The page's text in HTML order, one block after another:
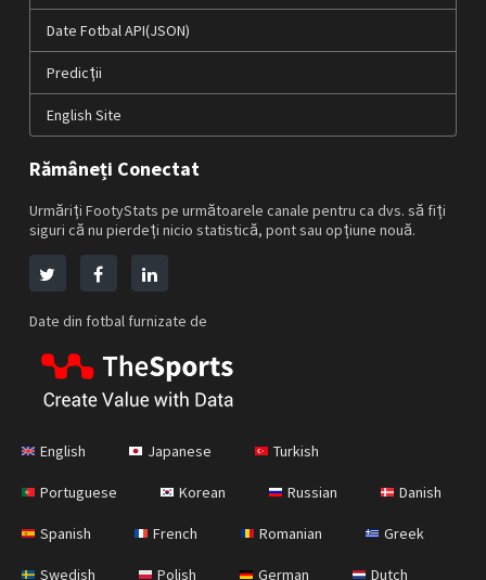
Date Fotbal API(JSON)
Predicții
English Site
Rămâneți Conectat
Urmăriți FootyStats pe următoarele canale pentru ca dvs. să fiți
siguri că nu pierdeți nicio statistică, pont sau opțiune nouă.
Date din fotbal furnizate de
English Japanese Turkish
Portuguese Korean Russian Danish
Spanish French Romanian Greek
Swedish Polish German Dutch